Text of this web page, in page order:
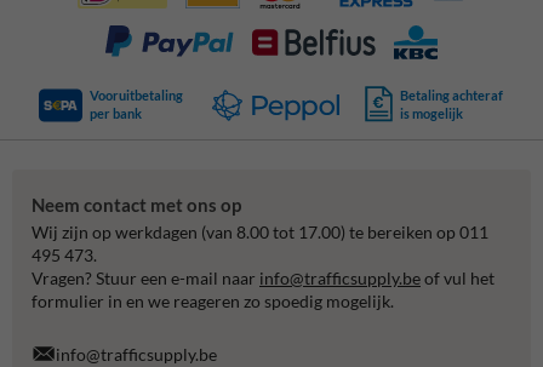
Vooruitbetaling
per bank
Betaling achteraf
is mogelijk
Neem contact met ons op
Wij zijn op werkdagen (van 8.00 tot 17.00) te bereiken op 011
495 473.
Vragen? Stuur een e-mail naar info@trafficsupply.beof vul het
formulier in en we reageren zo spoedig mogelijk.
info@trafficsupply.be